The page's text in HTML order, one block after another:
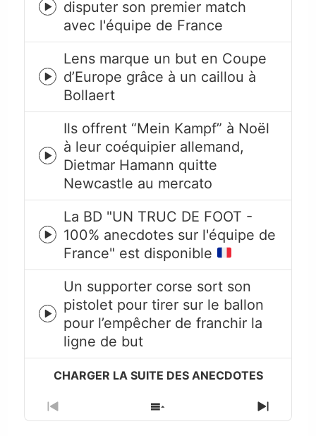
Episode
play
icon
disputer son premier match
avec l'équipe de France
Episode
play
icon
Lens marque un but en Coupe
d’Europe grâce à un caillou à
Bollaert
Episode
play
icon
Ils offrent “Mein Kampf” à Noël
à leur coéquipier allemand,
Dietmar Hamann quitte
Newcastle au mercato
Episode
play
icon
La BD "UN TRUC DE FOOT -
100% anecdotes sur l'équipe de
France" est disponible
Episode
play
icon
Un supporter corse sort son
pistolet pour tirer sur le ballon
pour l’empêcher de franchir la
ligne de but
Previous
Episode
Show
Episodes
Next
Episode